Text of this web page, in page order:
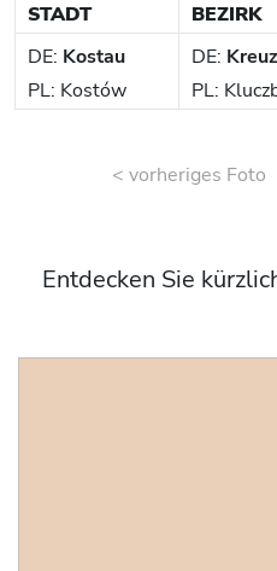
STADT BEZIRK
DE: Kostau
PL: Kostów
DE:
PL:
< vorheriges Foto
Entdecken Sie